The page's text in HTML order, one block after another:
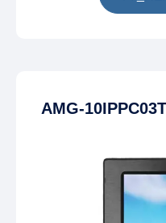
AMG-